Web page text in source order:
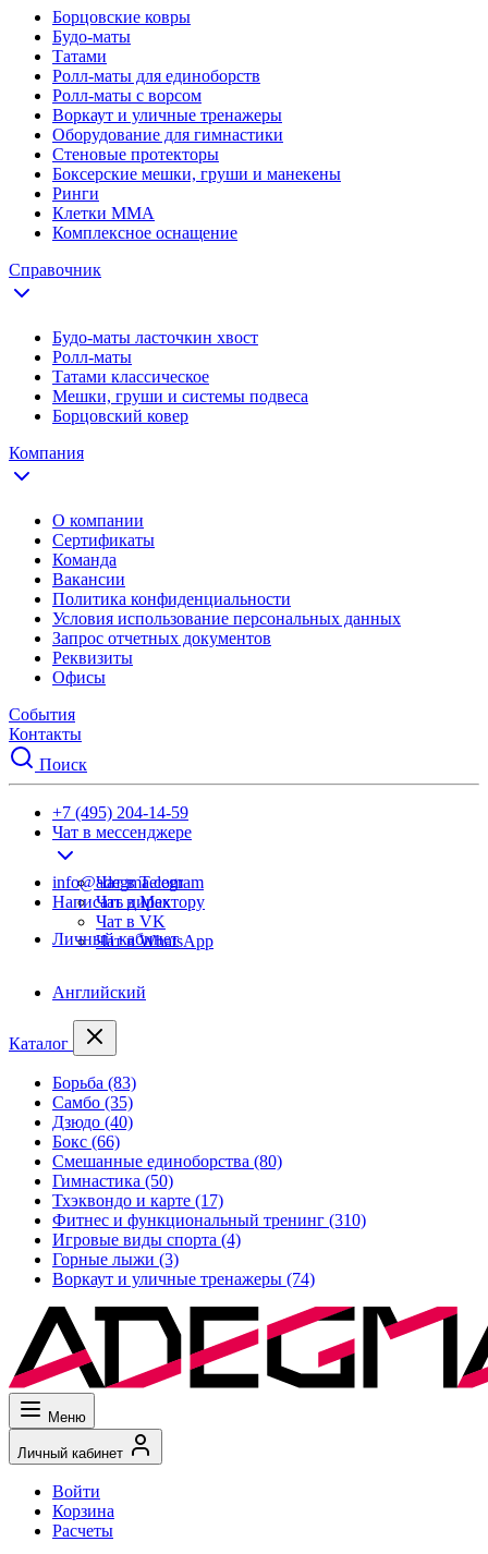
Борцовские ковры
Будо-маты
Татами
Ролл-маты для единоборств
Ролл-маты с ворсом
Воркаут и уличные тренажеры
Оборудование для гимнастики
Стеновые протекторы
Боксерские мешки, груши и манекены
Ринги
Клетки ММА
Комплексное оснащение
Справочник
Будо-маты ласточкин хвост
Ролл-маты
Татами классическое
Мешки, груши и системы подвеса
Борцовский ковер
Компания
О компании
Сертификаты
Команда
Вакансии
Политика конфиденциальности
Условия использование персональных данных
Запрос отчетных документов
Реквизиты
Офисы
События
Контакты
Поиск
+7 (495) 204-14-59
Чат в мессенджере
Чат в Telegram
Чат в Max
Чат в VK
Чат в WhatsApp
info@adegma.com
Написать директору
Личный кабинет
Английский
Каталог
Борьба (83)
Самбо (35)
Дзюдо (40)
Бокс (66)
Смешанные единоборства (80)
Гимнастика (50)
Тхэквондо и карте (17)
Фитнес и функциональный тренинг (310)
Игровые виды спорта (4)
Горные лыжи (3)
Воркаут и уличные тренажеры (74)
Меню
Личный кабинет
Войти
Корзина
Расчеты